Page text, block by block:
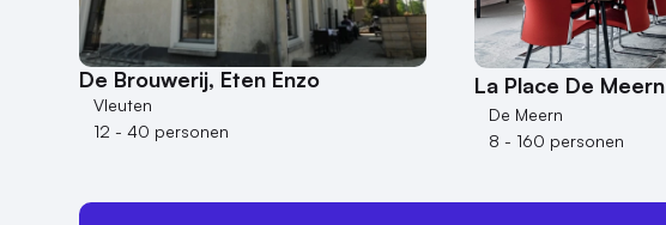
De Brouwerij, Eten Enzo
Vleuten
12 - 40 personen
La Place De Meern
De Meern
8 - 160 personen